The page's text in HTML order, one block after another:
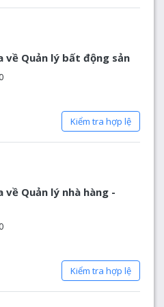
về Quản lý bất động sản
Kiểm tra hợp lệ
Quản lý nhà hàng -
Kiểm tra hợp lệ